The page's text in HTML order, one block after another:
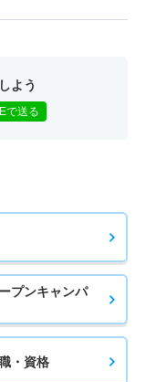
よう
で送る
プンキャンパ
・資格